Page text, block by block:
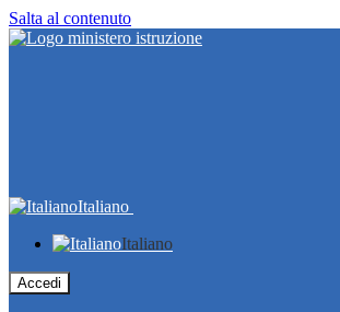
Salta al contenuto
Italiano
Italiano
Accedi